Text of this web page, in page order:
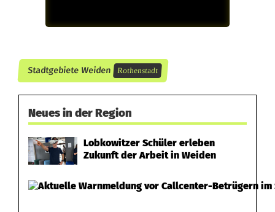
Stadtgebiete Weiden Rothenstadt
Neues in der Region
Lobkowitzer Schüler erleben
Zukunft der Arbeit in Weiden